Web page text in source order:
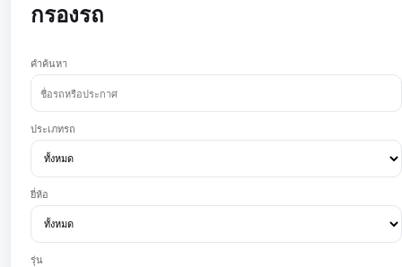
กรองรถ
คำค้นหา
ประเภทรถ
ยี่ห้อ
รุ่น